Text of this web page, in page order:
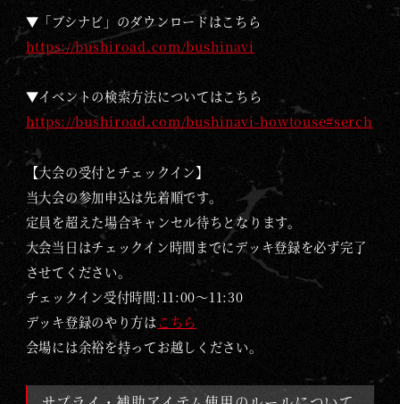
▼「ブシナビ」のダウンロードはこちら
https://bushiroad.com/bushinavi
▼イベントの検索方法についてはこちら
https://bushiroad.com/bushinavi-howtouse#serch
【大会の受付とチェックイン】
当大会の参加申込は先着順です。
定員を超えた場合キャンセル待ちとなります。
大会当日はチェックイン時間までにデッキ登録を必ず完了
させてください。
チェックイン受付時間:11:00～11:30
デッキ登録のやり方は こちら
会場には余裕を持ってお越しください。